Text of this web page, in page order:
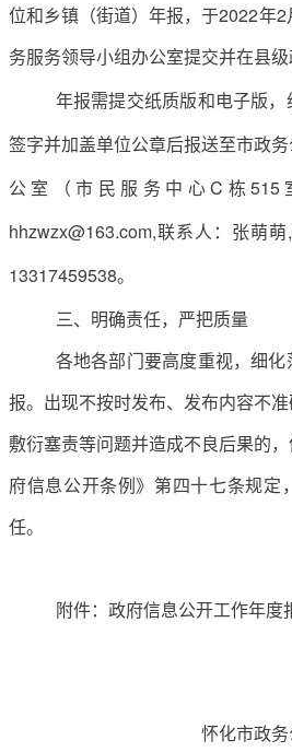
位和乡镇（街道）年报，于2022年
务服务领导小组办公室提交并在县级
年报需提交纸质版和电子版
签字并加盖单位公章后报送至市政
公室（市民服务中心C栋515
hhzwzx@163.com,联系人：张萌萌
13317459538。
三、 明确责任，严把质量
各地各部门要高度重视，细
报。出现不按时发布、发布内容不准
敷衍塞责等问题并造成不良后果的
府信息公开条例》第四十七条规定
任。
附件：政府信息公开工作年度
怀化市政